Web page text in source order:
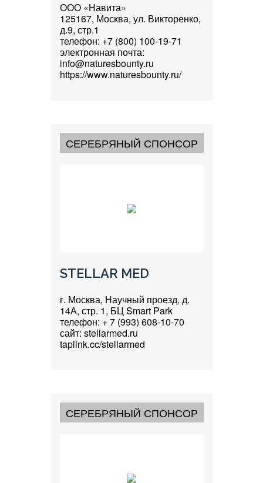
ООО «Навита»
125167, Москва, ул. Викторенко,
д.9, стр.1
телефон: +7 (800) 100-19-71
электронная почта:
info@naturesbounty.ru
https://www.naturesbounty.ru/
СЕРЕБРЯНЫЙ СПОНСОР
STELLAR MED
г. Москва, Научный проезд, д.
14А, стр. 1, БЦ Smart Park
телефон: + 7 (993) 608-10-70
сайт: stellarmed.ru
taplink.cc/stellarmed
СЕРЕБРЯНЫЙ СПОНСОР